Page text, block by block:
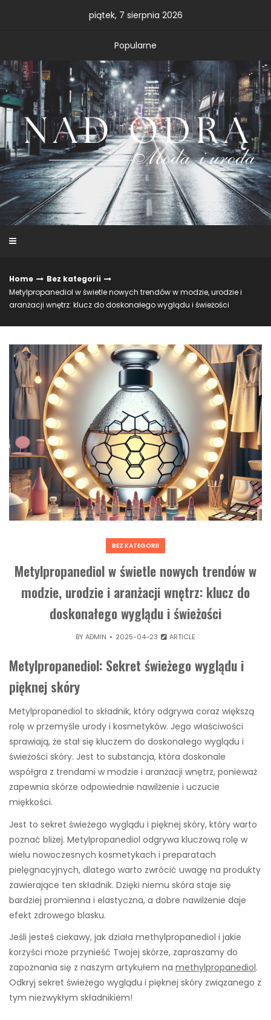
piątek, 7 sierpnia 2026
Popularne
Home
Bez kategorii
Metylpropanediol w świetle nowych trendów w modzie, urodzie i
aranżacji wnętrz: klucz do doskonałego wyglądu i świeżości
BEZ KATEGORII
Metylpropanediol w świetle nowych trendów w
modzie, urodzie i aranżacji wnętrz: klucz do
doskonałego wyglądu i świeżości
BYADMIN 2025-04-23 ARTICLE
Metylpropanediol: Sekret świeżego wyglądu i
pięknej skóry
Metylpropanediol to składnik, który odgrywa coraz większą
rolę w przemyśle urody i kosmetyków. Jego właściwości
sprawiają, że stał się kluczem do doskonałego wyglądu i
świeżości skóry. Jest to substancja, która doskonale
współgra z trendami w modzie i aranżacji wnętrz, ponieważ
zapewnia skórze odpowiednie nawilżenie i uczucie
miękkości.
Jest to sekret świeżego wyglądu i pięknej skóry, który warto
poznać bliżej. Metylpropanediol odgrywa kluczową rolę w
wielu nowoczesnych kosmetykach i preparatach
pielęgnacyjnych, dlatego warto zwrócić uwagę na produkty
zawierające ten składnik. Dzięki niemu skóra staje się
bardziej promienna i elastyczna, a dobre nawilżenie daje
efekt zdrowego blasku.
Jeśli jesteś ciekawy, jak działa methylpropanediol i jakie
korzyści może przynieść Twojej skórze, zapraszamy do
zapoznania się z naszym artykułem na methylpropanediol.
Odkryj sekret świeżego wyglądu i pięknej skóry związanego z
tym niezwykłym składnikiem!